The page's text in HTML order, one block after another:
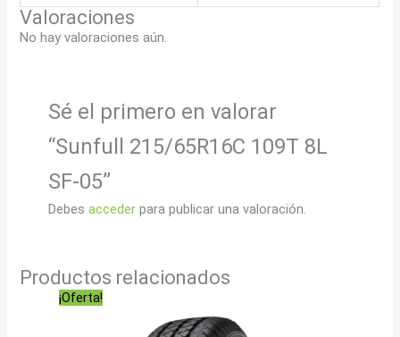
Valoraciones
No hay valoraciones aún.
Sé el primero en valorar
“Sunfull 215/65R16C 109T 8L
SF-05”
Debes accederpara publicar una valoración.
Productos relacionados
¡Oferta!